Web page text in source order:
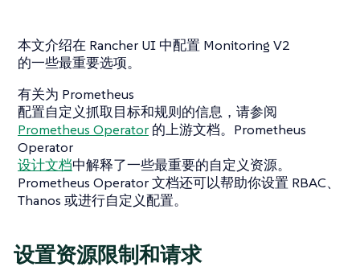
本文介绍在 Rancher UI 中配置 Monitoring V2
的一些最重要选项。
有关为 Prometheus
配置自定义抓取目标和规则的信息，请参阅
Prometheus Operator 的上游文档。Prometheus
Operator
设计文档中解释了一些最重要的自定义资源。
Prometheus Operator 文档还可以帮助你设置 RBAC、
Thanos 或进行自定义配置。
设置资源限制和请求